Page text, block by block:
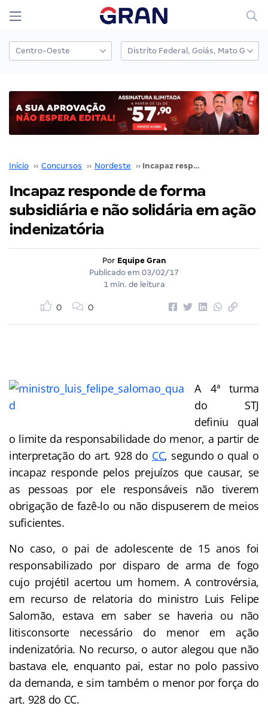
Início ›› Concursos ›› Nordeste ›› Incapaz responde de forma subsidiária e não solidária em ação indenizatória
Incapaz responde de forma
subsidiária e não solidária em ação
indenizatória
Por Equipe Gran
Publicado em 03/02/17
1 min. de leitura
0 0
A 4ª turma
do STJ
definiu qual
o limite da responsabilidade do menor, a partir de
interpretação do art. 928 do CC, segundo o qual o
incapaz responde pelos prejuízos que causar, se
as pessoas por ele responsáveis não tiverem
obrigação de fazê-lo ou não dispuserem de meios
suficientes.
No caso, o pai de adolescente de 15 anos foi
responsabilizado por disparo de arma de fogo
cujo projétil acertou um homem. A controvérsia,
em recurso de relatoria do ministro Luis Felipe
Salomão, estava em saber se haveria ou não
litisconsorte necessário do menor em ação
indenizatória. No recurso, o autor alegou que não
bastava ele, enquanto pai, estar no polo passivo
da demanda, e sim também o menor por força do
art. 928 do CC.